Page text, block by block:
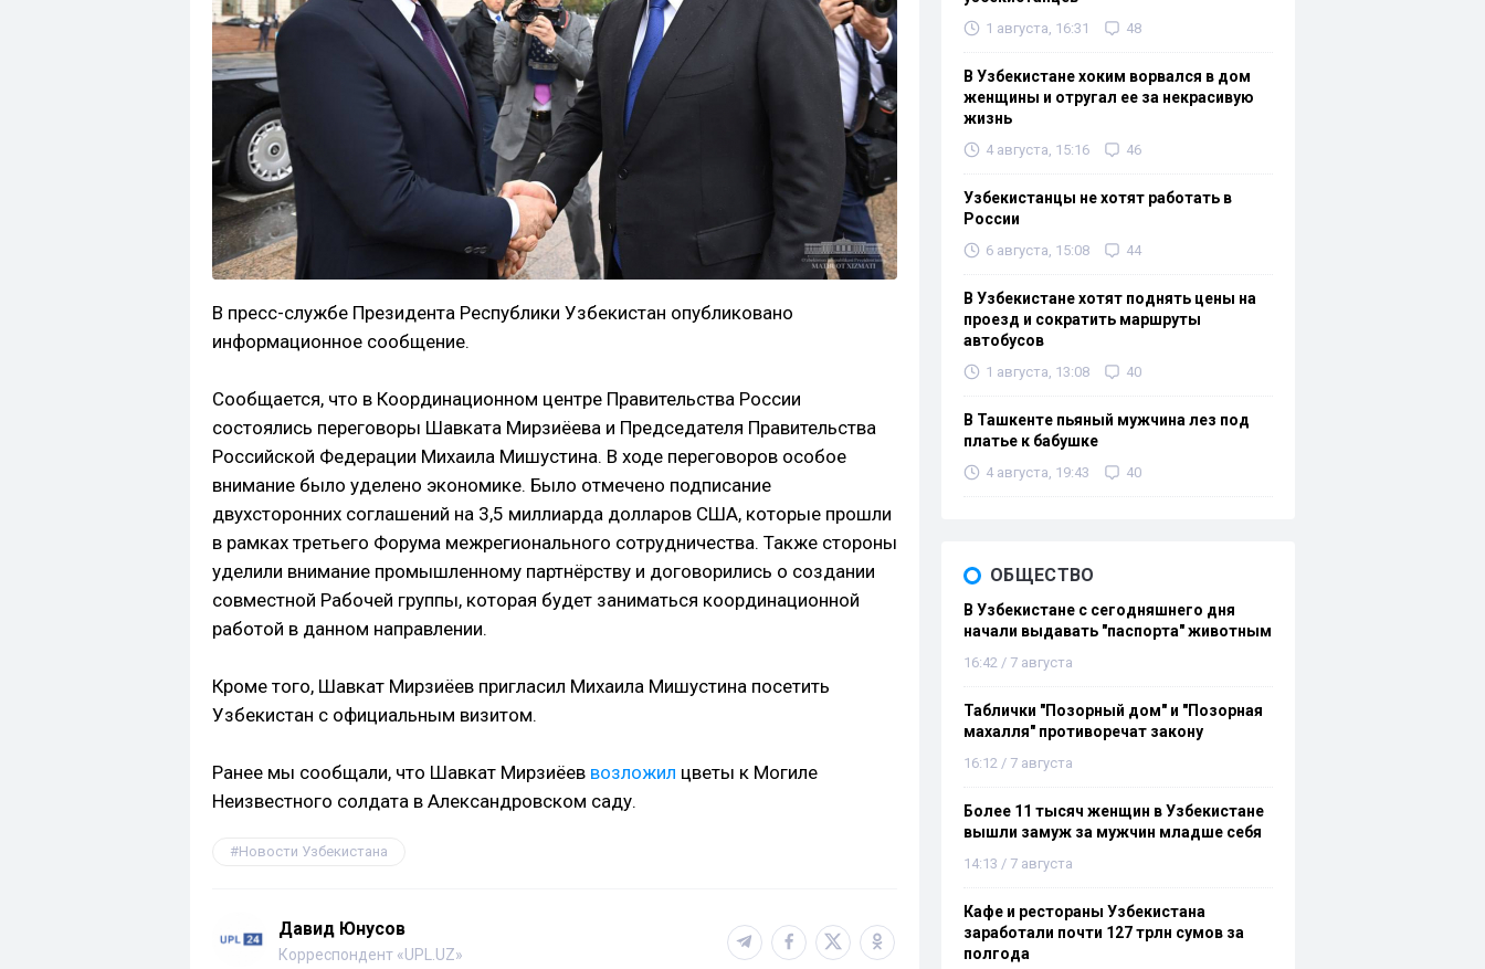
В пресс-службе Президента Республики Узбекистан опубликовано
информационное сообщение.
Сообщается, что в Координационном центре Правительства России
состоялись переговоры Шавката Мирзиёева и Председателя Правительства
Российской Федерации Михаила Мишустина. В ходе переговоров особое
внимание было уделено экономике. Было отмечено подписание
двухсторонних соглашений на 3,5 миллиарда долларов США, которые прошли
в рамках третьего Форума межрегионального сотрудничества. Также стороны
уделили внимание промышленному партнёрству и договорились о создании
совместной Рабочей группы, которая будет заниматься координационной
работой в данном направлении.
Кроме того, Шавкат Мирзиёев пригласил Михаила Мишустина посетить
Узбекистан с официальным визитом.
Ранее мы сообщали, что Шавкат Мирзиёев возложил цветы к Могиле
Неизвестного солдата в Александровском саду.
Новости Узбекистана
Давид Юнусов
Корреспондент «UPL.UZ»
1 августа, 16:31 48
В Узбекистане хоким ворвался в дом
женщины и отругал ее за некрасивую
жизнь
4 августа, 15:16 46
Узбекистанцы не хотят работать в
России
6 августа, 15:08 44
В Узбекистане хотят поднять цены на
проезд и сократить маршруты
автобусов
1 августа, 13:08 40
В Ташкенте пьяный мужчина лез под
платье к бабушке
4 августа, 19:43 40
ОБЩЕСТВО
В Узбекистане с сегодняшнего дня
начали выдавать "паспорта" животным
16:42 / 7 августа
Таблички "Позорный дом" и "Позорная
махалля" противоречат закону
16:12 / 7 августа
Более 11 тысяч женщин в Узбекистане
вышли замуж за мужчин младше себя
14:13 / 7 августа
Кафе и рестораны Узбекистана
заработали почти 127 трлн сумов за
полгода